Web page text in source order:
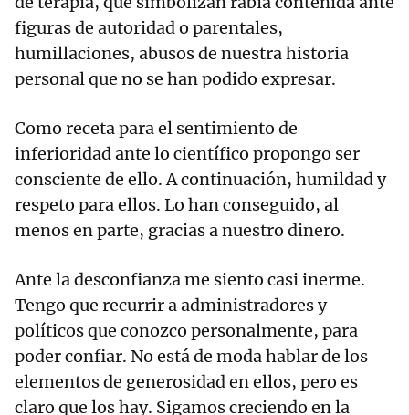
figuras de autoridad o parentales,
humillaciones, abusos de nuestra historia
personal que no se han podido expresar.
Como receta para el sentimiento de
inferioridad ante lo científico propongo ser
consciente de ello. A continuación, humildad y
respeto para ellos. Lo han conseguido, al
menos en parte, gracias a nuestro dinero.
Ante la desconfianza me siento casi inerme.
Tengo que recurrir a administradores y
políticos que conozco personalmente, para
poder confiar. No está de moda hablar de los
elementos de generosidad en ellos, pero es
claro que los hay. Sigamos creciendo en la